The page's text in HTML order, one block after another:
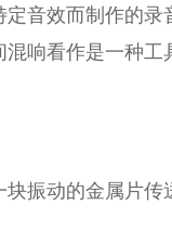
音效而制作的
响看作是一种
振动的金属片